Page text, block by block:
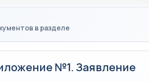
в разделе
№1. Заявление